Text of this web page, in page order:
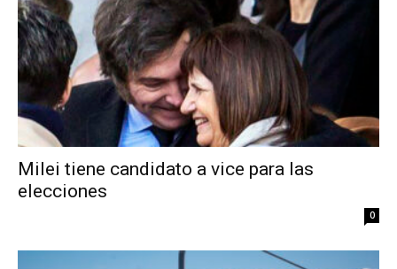
Milei tiene candidato a vice para las
elecciones
0